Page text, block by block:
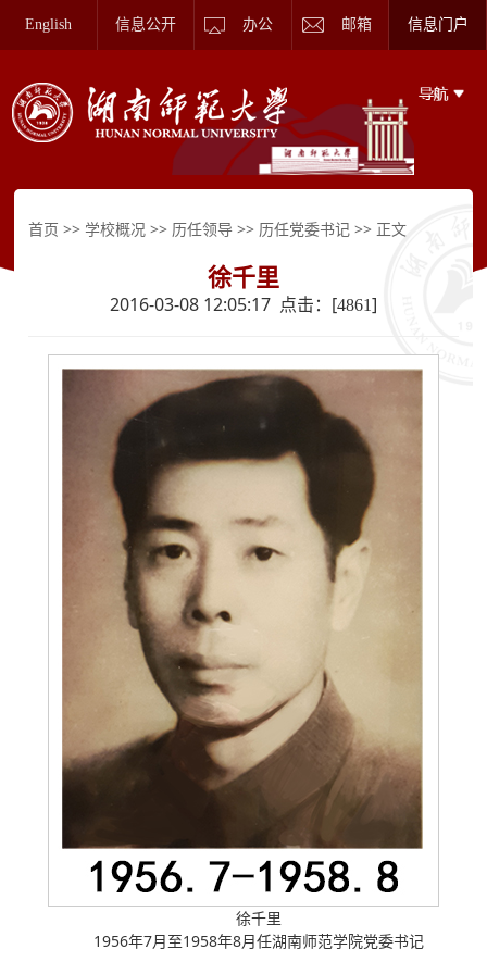
English 信息公开 办公 邮箱 信息门户
首页 >>学校概况 >> 历任领导 >> 历任党委书记 >> 正文
徐千里
2016-03-08 12:05:17 点击：[4861]
徐千里
1956年7月至1958年8月任湖南师范学院党委书记